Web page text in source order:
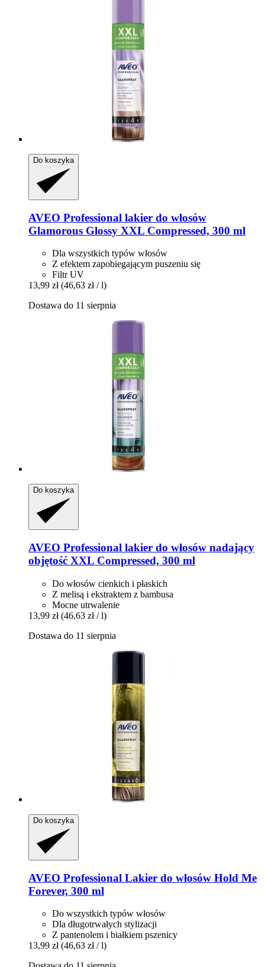
Do koszyka
AVEO Professional lakier do włosów
Glamorous Glossy XXL Compressed, 300 ml
Dla wszystkich typów włosów
Z efektem zapobiegającym puszeniu się
Filtr UV
13,99 zł (46,63 zł / l)
Dostawa do 11 sierpnia
Do koszyka
AVEO Professional lakier do włosów nadający
objętość XXL Compressed, 300 ml
Do włosów cienkich i płaskich
Z melisą i ekstraktem z bambusa
Mocne utrwalenie
13,99 zł (46,63 zł / l)
Dostawa do 11 sierpnia
Do koszyka
AVEO Professional Lakier do włosów Hold Me
Forever, 300 ml
Do wszystkich typów włosów
Dla długotrwałych stylizacji
Z pantenolem i białkiem pszenicy
13,99 zł (46,63 zł / l)